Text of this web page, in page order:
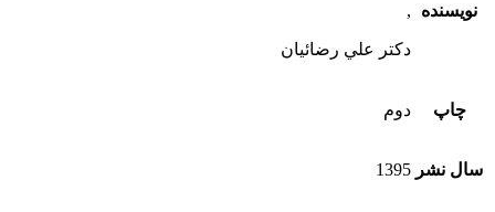
نویسنده
,
دکتر علي رضائيان
چاپ دوم
سال نشر 1395